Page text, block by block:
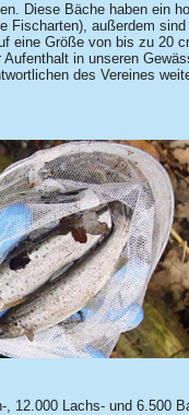
Diese Bäche haben ein
Fischarten), außerdem
eine Größe von bis zu 20
in unseren
des Vereines
12.000 Lachs- und 6.500